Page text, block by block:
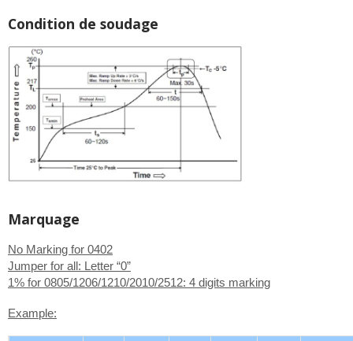
Condition de soudage
Marquage
No Marking for 0402
Jumper for all: Letter “0”
1% for 0805/1206/1210/2010/2512: 4 digits marking
Example: